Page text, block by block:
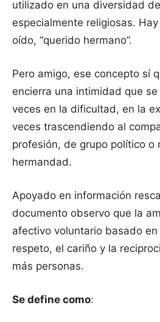
utilizado en una diversidad
especialmente religiosas.
oído, “querido hermano”.
Pero amigo, ese concepto sí
encierra una intimidad que
veces en la dificultad, en la
veces trascendiendo al
profesión, de grupo político o
hermandad.
Apoyado en información
documento observo que la
afectivo voluntario basado
respeto, el cariño y la
más personas.
Se define como: